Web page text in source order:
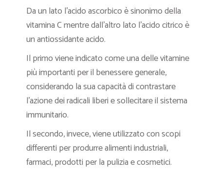
Da un lato l’acido ascorbico è sinonimo della
vitamina C mentre dall’altro lato l’acido citrico è
un antiossidante acido.
Il primo viene indicato come una delle vitamine
più importanti per il benessere generale,
considerando la sua capacità di contrastare
l’azione dei radicali liberi e sollecitare il sistema
immunitario.
Il secondo, invece, viene utilizzato con scopi
differenti per produrre alimenti industriali,
farmaci, prodotti per la pulizia e cosmetici.